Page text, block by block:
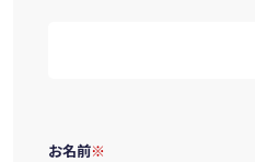
お名前